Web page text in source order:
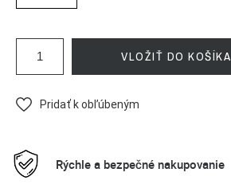
VLOŽIŤ DO KOŠÍKA
Pridať k obľúbeným
Rýchle a bezpečné nakupovanie